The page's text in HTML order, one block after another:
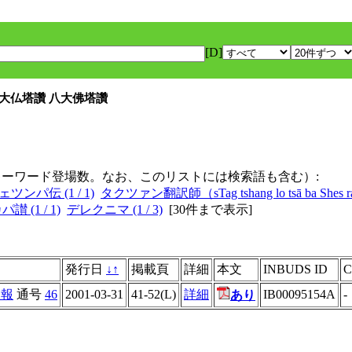
[D]
仏塔讚 八大佛塔讚
ワード登場数。なお、このリストには検索語も含む）:
ツンパ伝 (1 / 1) タクツァン翻訳師（sTag tshang lo tsā ba Shes
讃 (1 / 1) デレクニマ (1 / 3) [30件まで表示]
発行日 ↓ ↑ 掲載頁 詳細 本文 INBUDS ID
通号 46 2001-03-31 41-52(L) 詳細 あり IB00095154A -